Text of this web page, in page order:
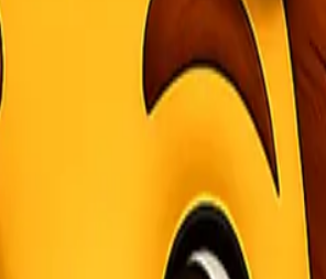
aman, dan terjangkau semakin
penyedia layanan ekspedisi kargo yang
keamanan pengiriman, kecepatan, serta
kenyamanan dan kepuasan bagi setiap